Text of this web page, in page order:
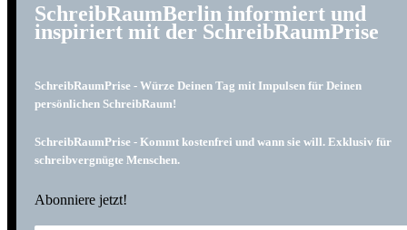
SchreibRaumBerlin informiert und
inspiriert mit der SchreibRaumPrise
SchreibRaumPrise - Würze Deinen Tag mit Impulsen für Deinen
persönlichen SchreibRaum!
SchreibRaumPrise - Kommt kostenfrei und wann sie will. Exklusiv für
schreibvergnügte Menschen.
Abonniere jetzt!